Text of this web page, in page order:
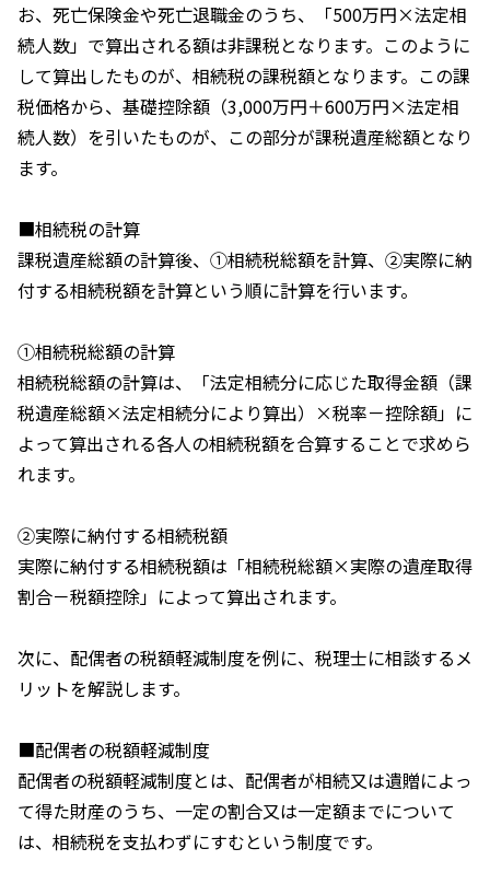
お、死亡保険金や死亡退職金のうち、「500万円×法定相
続人数」で算出される額は非課税となります。このように
して算出したものが、相続税の課税額となります。この課
税価格から、基礎控除額（3,000万円＋600万円×法定相
続人数）を引いたものが、この部分が課税遺産総額となり
ます。
■相続税の計算
課税遺産総額の計算後、①相続税総額を計算、②実際に納
付する相続税額を計算という順に計算を行います。
①相続税総額の計算
相続税総額の計算は、「法定相続分に応じた取得金額（課
税遺産総額×法定相続分により算出）×税率－控除額」に
よって算出される各人の相続税額を合算することで求めら
れます。
②実際に納付する相続税額
実際に納付する相続税額は「相続税総額×実際の遺産取得
割合－税額控除」によって算出されます。
次に、配偶者の税額軽減制度を例に、税理士に相談するメ
リットを解説します。
■配偶者の税額軽減制度
配偶者の税額軽減制度とは、配偶者が相続又は遺贈によっ
て得た財産のうち、一定の割合又は一定額までについて
は、相続税を支払わずにすむという制度です。